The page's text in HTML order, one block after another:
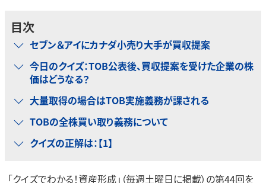
目次
セブン＆アイにカナダ小売り大手が買収提案
今日のクイズ：TOB公表後、買収提案を受けた企業の株
価はどうなる？
大量取得の場合はTOB実施義務が課される
TOBの全株買い取り義務について
クイズの正解は：【1】
「クイズでわかる！資産形成」（毎週土曜日に掲載）の第44回を